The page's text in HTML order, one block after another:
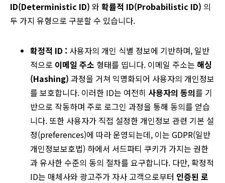
ID(Deterministic ID) 와 확률적 ID(Probabilistic ID) 의
두 가지 유형으로 구분할 수 있습니다.
확정적 ID : 사용자의 개인 식별 정보에 기반하며, 일반
적으로 이메일 주소 형태를 띱니다. 이메일 주소는 해싱
(Hashing) 과정을 거쳐 익명화되어 사용자의 개인정보
를 보호합니다. 이러한 ID는 여전히 사용자의 동의를 기
반으로 작동하며 주로 로그인 과정을 통해 동의를 얻습
니다. 또한 사용자가 직접 설정한 개인정보 관련 기본 설
정(preferences)에 따라 운영되는데, 이는 GDPR(일반
개인정보보호법) 하에서 서드파티 쿠키가 가지는 권한
과 유사한 수준의 동의 절차를 요구합니다. 다만, 확정적
ID는 매체사와 광고주가 자사 고객으로부터 인증된 로